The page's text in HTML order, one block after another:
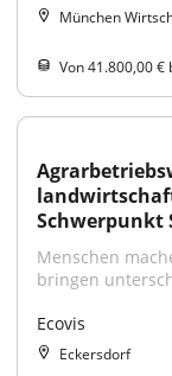
München
Von 41.800,00 €
Schwerpunkt
Menschen
bringen
Ecovis
Eckersdorf